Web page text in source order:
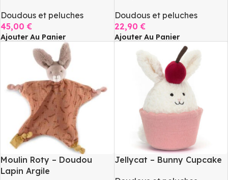
Doudous et peluches
45,00€
Ajouter Au Panier
Doudous et peluches
22,90€
Ajouter Au Panier
Moulin Roty – Doudou
Lapin Argile
Jellycat – Bunny Cupcake